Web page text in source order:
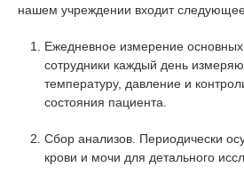
нашем учреждении входит
Ежедневное измерение
сотрудники каждый день
температуру, давление и
состояния пациента.
Сбор анализов. Периодически
крови и мочи для детального